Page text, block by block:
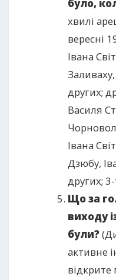
було,
хвилі
вересні
Івана
других;
Василя
Івана
Дзюбу,
других;
Що за
виходу
були?
активне